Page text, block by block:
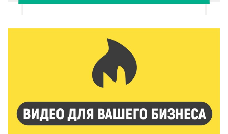
Ботанические лаборатории в школах: Тверская
область запускает масштабный экопроект
753
отрасли